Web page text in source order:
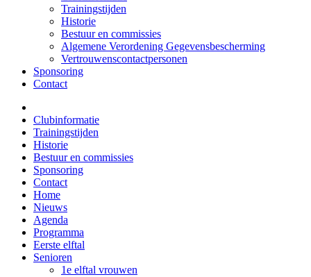
Trainingstijden
Historie
Bestuur en commissies
Algemene Verordening Gegevensbescherming
Vertrouwenscontactpersonen
Sponsoring
Contact
Clubinformatie
Trainingstijden
Historie
Bestuur en commissies
Sponsoring
Contact
Home
Nieuws
Agenda
Programma
Eerste elftal
Senioren
1e elftal vrouwen